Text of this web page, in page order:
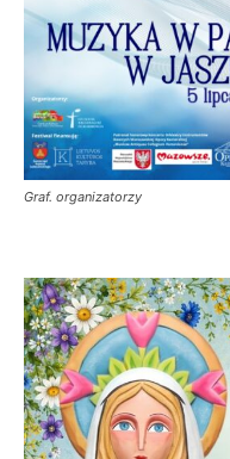
Graf. organizatorzy